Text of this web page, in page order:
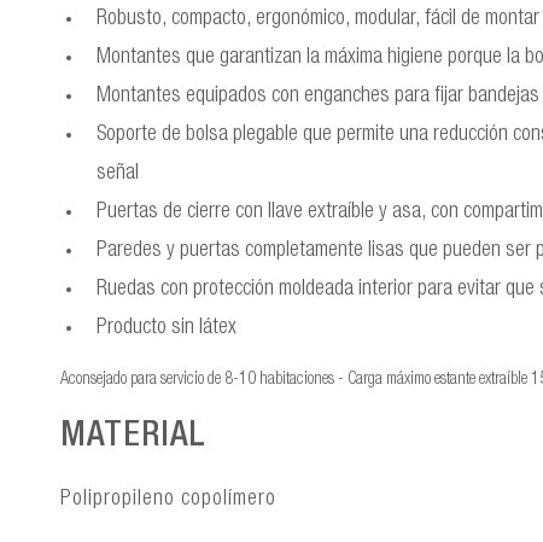
Robusto, compacto, ergonómico, modular, fácil de
Montantes que garantizan la máxima higiene porque la
Montantes equipados con enganches para fijar
Soporte de bolsa plegable que permite una reducción
señal
Puertas de cierre con llave extraíble y asa, con
Paredes y puertas completamente lisas que pueden
Ruedas con protección moldeada interior para evitar
Producto sin látex
Aconsejado para servicio de 8-10 habitaciones - Carga máximo estante extraíble
MATERIAL
Polipropileno copolímero